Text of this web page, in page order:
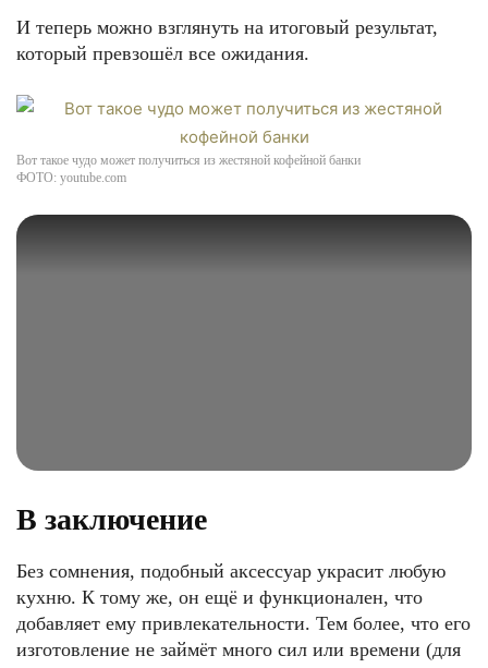
И теперь можно взглянуть на итоговый результат,
который превзошёл все ожидания.
Вот такое чудо может получиться из жестяной кофейной банки
ФОТО: youtube.com
В заключение
Без сомнения, подобный аксессуар украсит любую
кухню. К тому же, он ещё и функционален, что
добавляет ему привлекательности. Тем более, что его
изготовление не займёт много сил или времени (для